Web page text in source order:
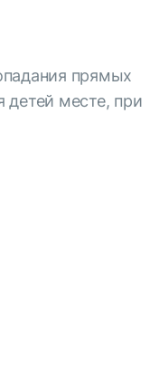
прямых
детей месте, при